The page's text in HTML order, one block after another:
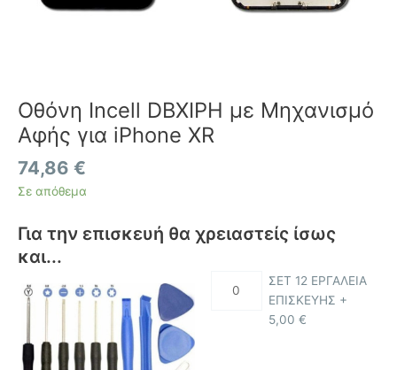
Οθόνη Incell DBXIPH με Μηχανισμό
Αφής για iPhone XR
74,86 €
Σε απόθεμα
Για την επισκευή θα χρειαστείς ίσως
και...
ΣΕΤ 12 ΕΡΓΑΛΕΙΑ
ΕΠΙΣΚΕΥΗΣ +
5,00 €